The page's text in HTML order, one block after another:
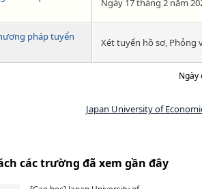
Ngày 17 tháng 2 năm
pháp tuyển
Xét tuyển hồ sơ, Phỏng
Ngày
Japan University of
các trường đã xem gần đây